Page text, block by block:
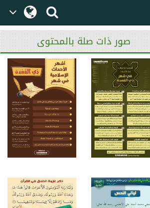
صور ذات صلة بالمحتوى